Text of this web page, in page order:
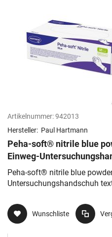
Artikelnummer:942013
Hersteller: Paul Hartmann
Peha-soft® nitrile blue
Einweg-
Fingerbereich
Peha-soft® nitrile blue
Untersuchungshandschuh
Wunschliste